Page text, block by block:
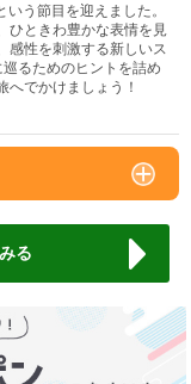
う節目を迎えました。
ひときわ豊かな表情を見
感性を刺激する新しいス
るためのヒントを詰め
でかけましょう！
る